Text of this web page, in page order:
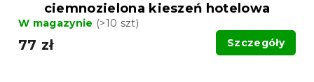
ciemnozielona kieszeń hotelowa
W magazynie (>10 szt)
77 zł Szczegóły